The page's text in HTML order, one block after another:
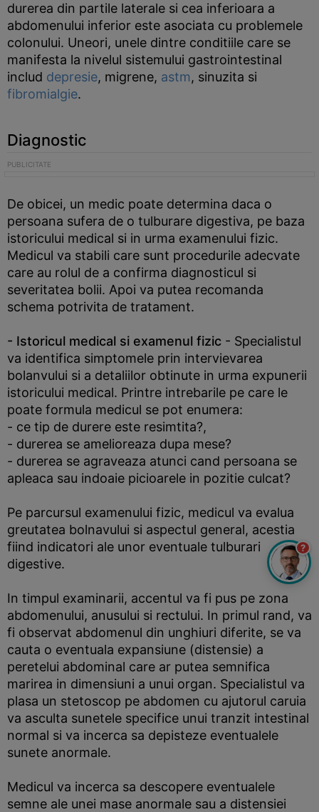
durerea din partile laterale si cea inferioara a
abdomenului inferior este asociata cu problemele
colonului. Uneori, unele dintre conditiile care se
manifesta la nivelul sistemului gastrointestinal
includ depresie, migrene, astm, sinuzita si
fibromialgie.
Diagnostic
De obicei, un medic poate determina daca o
persoana sufera de o tulburare digestiva, pe baza
istoricului medical si in urma examenului fizic.
Medicul va stabili care sunt procedurile adecvate
care au rolul de a confirma diagnosticul si
severitatea bolii. Apoi va putea recomanda
schema potrivita de tratament.
- Istoricul medical si examenul fizic - Specialistul
va identifica simptomele prin intervievarea
bolanvului si a detaliilor obtinute in urma expunerii
istoricului medical. Printre intrebarile pe care le
poate formula medicul se pot enumera:
- ce tip de durere este resimtita?,
- durerea se amelioreaza dupa mese?
- durerea se agraveaza atunci cand persoana se
apleaca sau indoaie picioarele in pozitie culcat?
Pe parcursul examenului fizic, medicul va evalua
greutatea bolnavului si aspectul general, acestia
fiind indicatori ale unor eventuale tulburari
digestive.
In timpul examinarii, accentul va fi pus pe zona
abdomenului, anusului si rectului. In primul rand, va
fi observat abdomenul din unghiuri diferite, se va
cauta o eventuala expansiune (distensie) a
peretelui abdominal care ar putea semnifica
marirea in dimensiuni a unui organ. Specialistul va
plasa un stetoscop pe abdomen cu ajutorul caruia
va asculta sunetele specifice unui tranzit intestinal
normal si va incerca sa depisteze eventualele
sunete anormale.
Medicul va incerca sa descopere eventualele
semne ale unei mase anormale sau a distensiei
?